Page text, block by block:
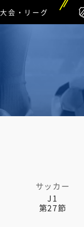
大会・リーグ
サッカー
J1
第27節